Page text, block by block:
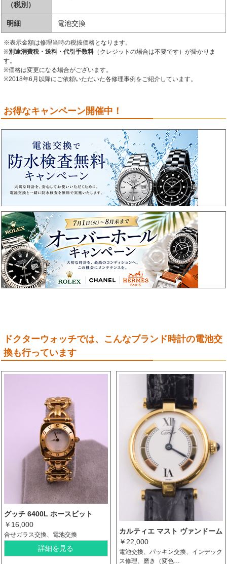
（税別）
明細 電池交換
※表示金額は修理当時の税抜価格となります。
※別途消費税・送料・代引手数料 （クレジットの場合は不要です）が掛かりま
す。
※価格は変更になる場合がございます。
※2018年6月以降にご依頼いただいた各修理事例をご紹介しています。
お得なキャンペーン開催中！
ドクターウォッチでは、こんなブランド時計の電池交
換も行っています
グッチ 6400L ホースビット
￥16,000
合せガラス交換、電池交換
詳細を見る
カルティエ マスト ヴァンドーム
￥22,000
電池交換、パッキン交換、インデック
ス修理、磨き（変色…